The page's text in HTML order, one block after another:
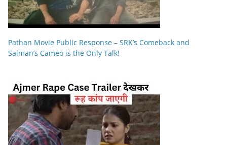
Pathan Movie Public Response – SRK’s Comeback and
Salman’s Cameo is the Only Talk!